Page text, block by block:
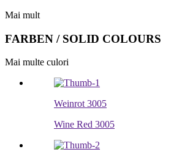
Mai mult
FARBEN / SOLID COLOURS
Mai multe culori
Weinrot 3005
Wine Red 3005